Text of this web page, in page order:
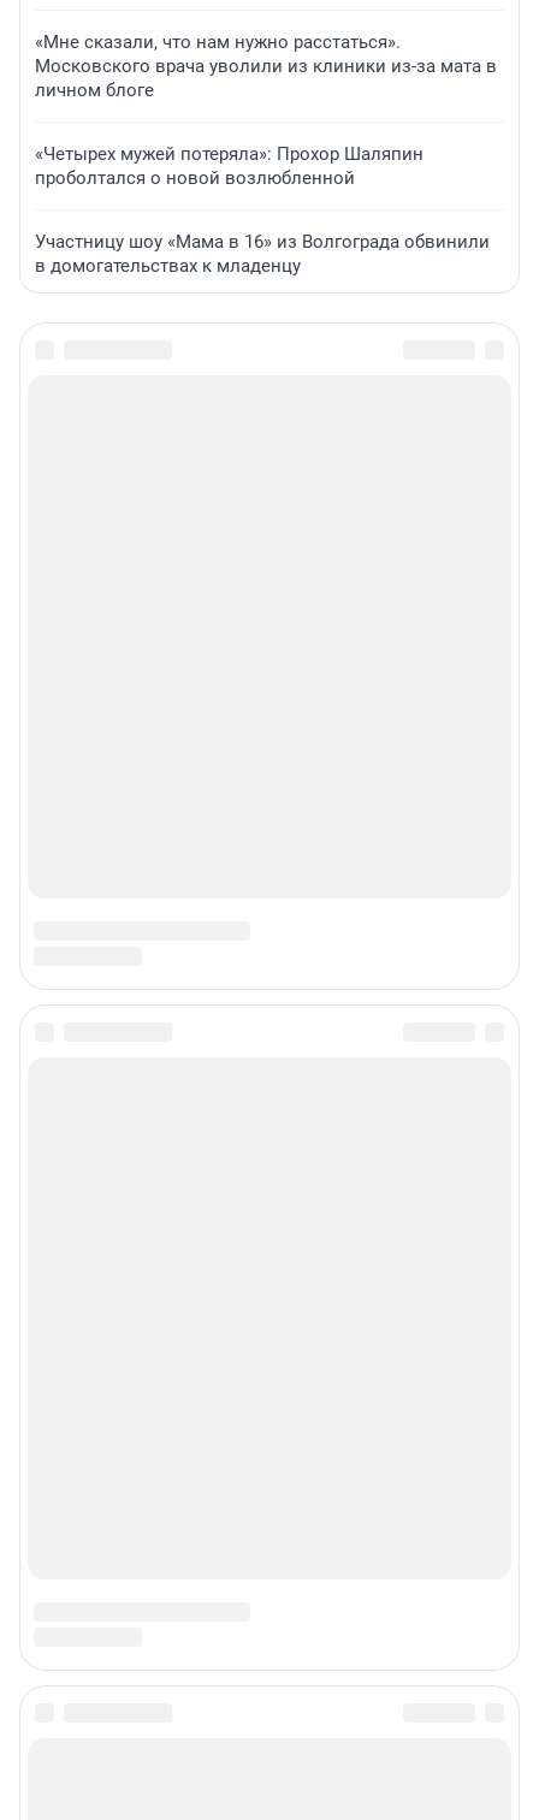
«Мне сказали, что нам нужно расстаться».
Московского врача уволили из клиники из-за мата в
личном блоге
«Четырех мужей потеряла»: Прохор Шаляпин
проболтался о новой возлюбленной
Участницу шоу «Мама в 16» из Волгограда обвинили
в домогательствах к младенцу